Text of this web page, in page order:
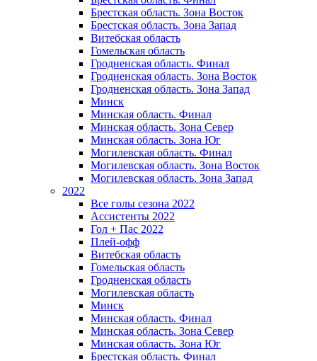
Брестская область. Зона Восток
Брестская область. Зона Запад
Витебская область
Гомельская область
Гродненская область. Финал
Гродненская область. Зона Восток
Гродненская область. Зона Запад
Минск
Минская область. Финал
Минская область. Зона Север
Минская область. Зона Юг
Могилевская область. Финал
Могилевская область. Зона Восток
Могилевская область. Зона Запад
2022
Все голы сезона 2022
Ассистенты 2022
Гол + Пас 2022
Плей-офф
Витебская область
Гомельская область
Гродненская область
Могилевская область
Минск
Mинская область. Финал
Минская область. Зона Север
Минская область. Зона Юг
Брестская область. Финал